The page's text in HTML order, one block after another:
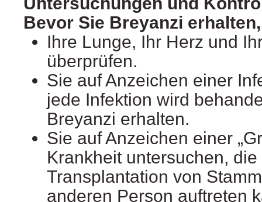
Bevor Sie Breyanzi
Ihre Lunge, Ihr Herz und
überprüfen.
Sie auf Anzeichen einer
jede Infektion wird
Breyanzi erhalten.
Sie auf Anzeichen einer
Krankheit untersuchen,
Transplantation von
anderen Person auftreten